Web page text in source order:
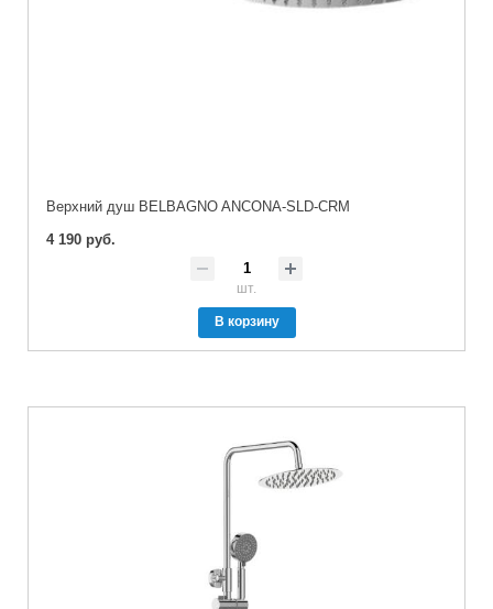
Верхний душ BELBAGNO ANCONA-SLD-CRM
4 190 руб.
шт.
В корзину